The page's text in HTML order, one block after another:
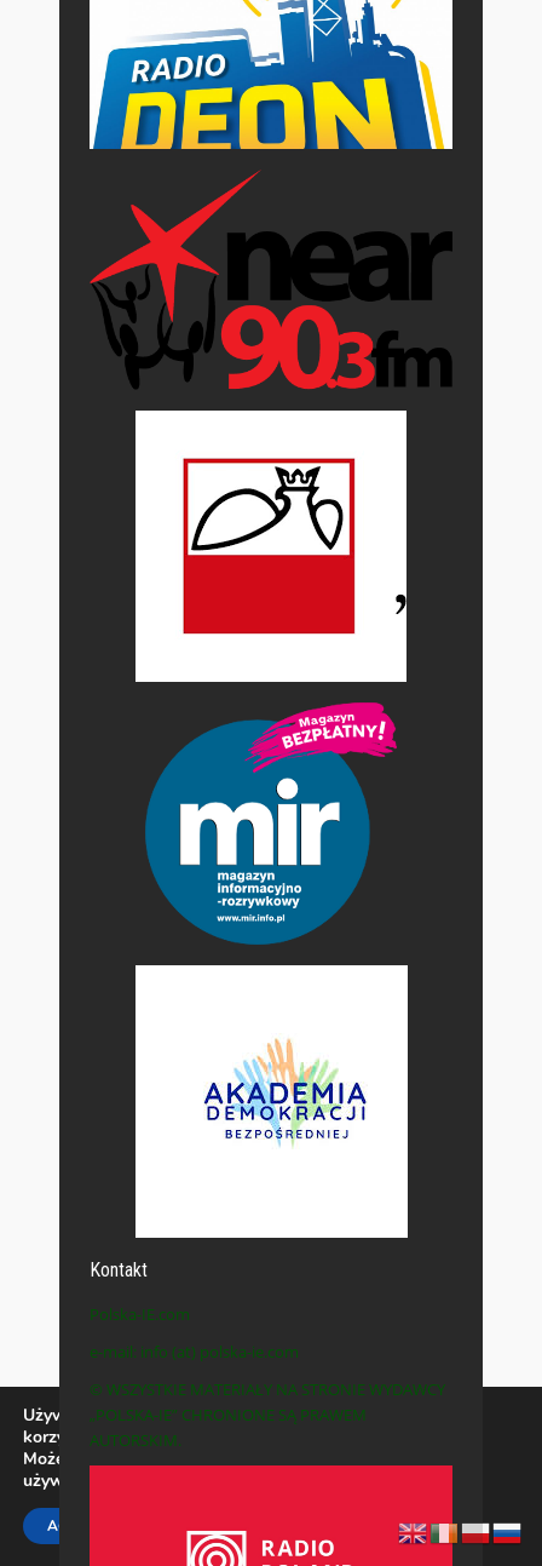
Używamy ciasteczek, aby zapewnić najlepszą jakość
korzystania z naszej witryny.
Możesz dowiedzieć się więcej o tym, jakich ciasteczek
używamy, lub wyłączyć je w
ACCEPT Zamknij panel
Kontakt
Polska-IE.com
e-mail: info (at) polska-ie.com
© WSZYSTKIE MATERIAŁY NA STRONIE WYDAWCY
„POLSKA-IE” CHRONIONE SĄ PRAWEM
AUTORSKIM.